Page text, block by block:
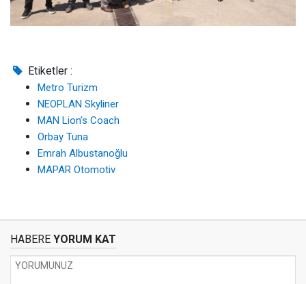
Etiketler :
Metro Turizm
NEOPLAN Skyliner
MAN Lion’s Coach
Orbay Tuna
Emrah Albustanoğlu
MAPAR Otomotiv
HABERE YORUM KAT